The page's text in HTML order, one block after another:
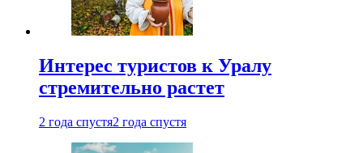
Интерес туристов к Уралу
стремительно растет
2 года спустя2 года спустя